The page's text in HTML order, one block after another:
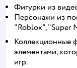
Фигурки из
Персонажи из
"Roblox", "Super
Коллекционные
элементами,
игр.